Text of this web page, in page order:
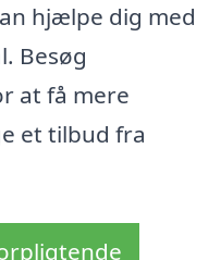
hjælpe dig med
Besøg
at få mere
et tilbud fra